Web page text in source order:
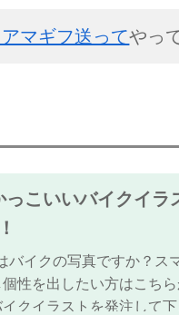
マギフ送ってやっ
こいいバイクイラ
バイクの写真ですか？ス
性を出したい方はこち
クイラストを発注して下